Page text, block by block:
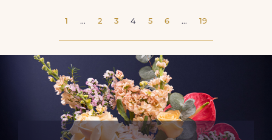
1 ... 2 3 4 5 6 ... 19